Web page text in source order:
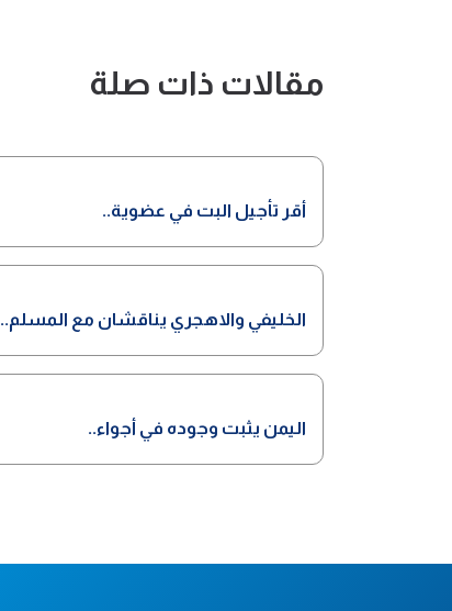
مقالات ذات صلة
أقر تأجيل البت في عضوية..
الخليفي والاهجري يناقشان مع المسلم..
اليمن يثبت وجوده في أجواء..